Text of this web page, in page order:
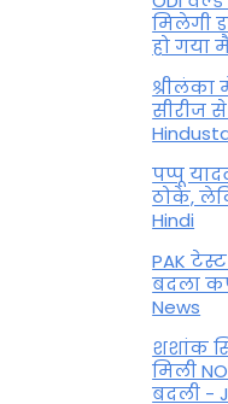
मिलेगी
हो गया
सीरीज
पप्पू
ठोके,
Hindi
PAK
बदला
News
शशांक
मिली
बदली -